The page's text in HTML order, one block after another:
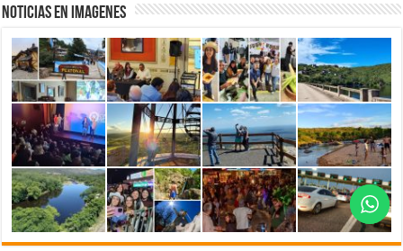
NOTICIAS EN IMAGENES